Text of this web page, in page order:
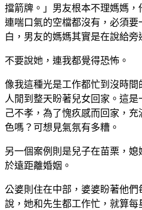
擋箭牌。」男友根本不理媽媽
連喘口氣的空檔都沒有，必須
白，男友的媽媽其實是在說給旁
不要說她，連我都覺得恐怖。
像我這種光是工作都忙到沒時
人閒到整天盼著兒女回家。這
己不孝，為了愧疚感而回家，
色嗎？可想見氣氛有多糟。
另一個案例則是兒子在苗栗，
於遠距離婚姻。
公婆則住在中部，婆婆盼著他
說，她和先生都工作忙，就算